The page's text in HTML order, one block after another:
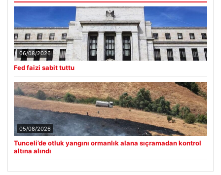
06/08/2026
Fed faizi sabit tuttu
05/08/2026
Tunceli’de otluk yangını ormanlık alana sıçramadan kontrol
altına alındı